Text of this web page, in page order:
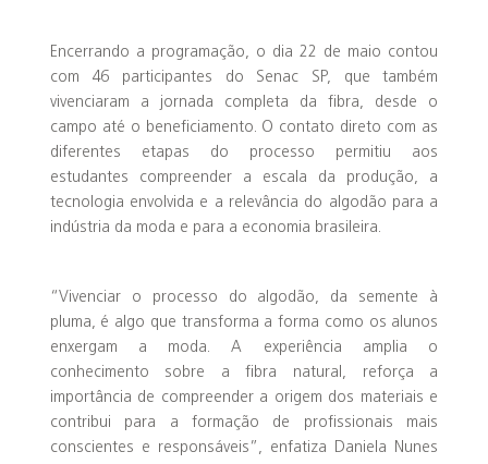
Encerrando a programação, o dia 22 de maio contou
com 46 participantes do Senac SP, que também
vivenciaram a jornada completa da fibra, desde o
campo até o beneficiamento. O contato direto com as
diferentes etapas do processo permitiu aos
estudantes compreender a escala da produção, a
tecnologia envolvida e a relevância do algodão para a
indústria da moda e para a economia brasileira.
“Vivenciar o processo do algodão, da semente à
pluma, é algo que transforma a forma como os alunos
enxergam a moda. A experiência amplia o
conhecimento sobre a fibra natural, reforça a
importância de compreender a origem dos materiais e
contribui para a formação de profissionais mais
conscientes e responsáveis”, enfatiza Daniela Nunes